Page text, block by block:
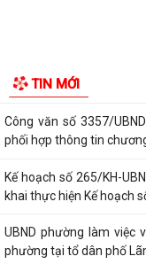
TIN MỚI
phi truyền thống năm 2026
Công văn số 3357/
phối hợp thông tin
Kế hoạch số 265/KH-
khai thực hiện Kế hoạch
UBND phường làm việc
phường tại tổ dân phố